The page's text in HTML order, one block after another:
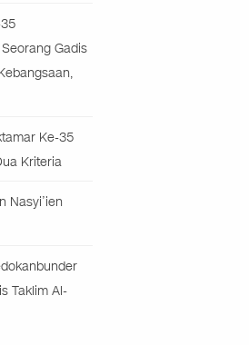
Gadis
Ke-35
Kriteria
Nasyi’ien
Taklim Al-